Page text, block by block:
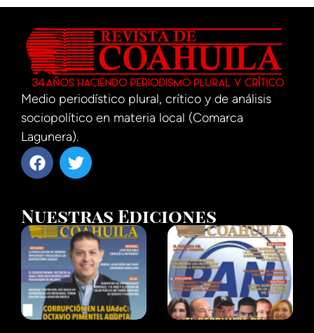
Medio periodístico plural, crítico y de análisis
sociopolítico en materia local (Comarca
Lagunera).
Nuestras Ediciones